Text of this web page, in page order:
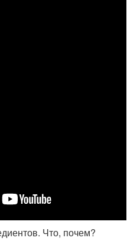
Что, почем?